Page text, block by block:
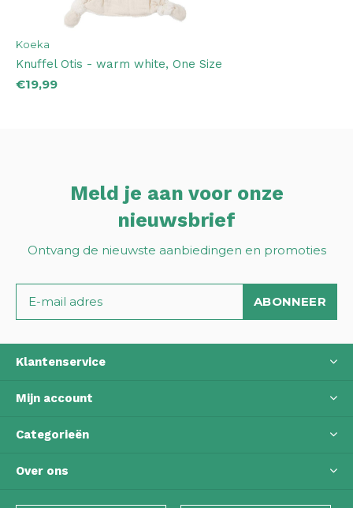
Koeka
Knuffel Otis - warm white, One Size
€19,99
Meld je aan voor onze
nieuwsbrief
Ontvang de nieuwste aanbiedingen en promoties
ABONNEER
Klantenservice
Mijn account
Categorieën
Over ons